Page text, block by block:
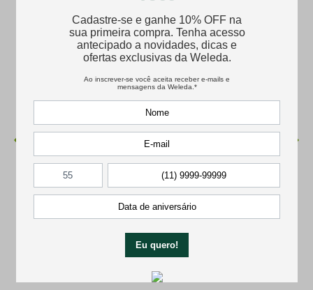
Hidratante Corporal
Desodorante Roll-on